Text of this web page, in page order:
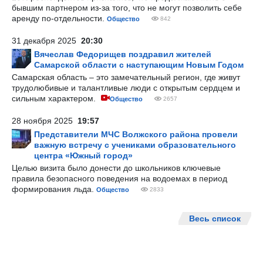
бывшим партнером из-за того, что не могут позволить себе
аренду по-отдельности.
Общество 842
31 декабря 2025 20:30
Вячеслав Федорищев поздравил жителей
Самарской области с наступающим Новым Годом
Самарская область – это замечательный регион, где живут
трудолюбивые и талантливые люди с открытым сердцем и
сильным характером.
Общество 2657
28 ноября 2025 19:57
Представители МЧС Волжского района провели
важную встречу с учениками образовательного
центра «Южный город»
Целью визита было донести до школьников ключевые
правила безопасного поведения на водоемах в период
формирования льда.
Общество 2833
Весь список